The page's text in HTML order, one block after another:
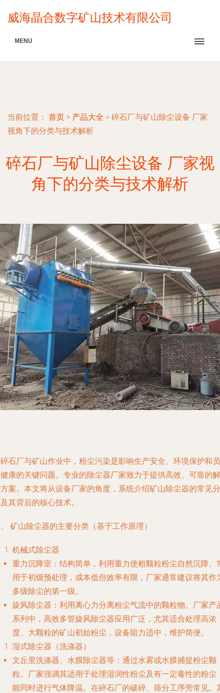
威海晶合数字矿山技术有限公司
MENU
当前位置： 首页 > 产品大全 > 碎石厂与矿山除尘设备 厂家
视角下的分类与技术解析
碎石厂与矿山除尘设备 厂家视
角下的分类与技术解析
石厂与矿山作业中，粉尘污染是影响生产安全、环境保护和员
康的关键问题。专业的除尘器厂家致力于提供高效、可靠的解
案。本文将从设备厂家的角度，系统介绍矿山除尘器的常见分
其背后的核心技术。
矿山除尘器的主要分类（基于工作原理）
机械式除尘器
重力沉降室 ：结构简单，利用重力使粗颗粒粉尘自然沉降。
用于初级预处理，成本低但效率有限，厂家通常建议将其作
多级除尘的第一级。
旋风除尘器 ：利用离心力分离粉尘气流中的颗粒物。厂家产
系列中，高效多管旋风除尘器应用广泛，尤其适合处理高浓
度、大颗粒的矿山初始粉尘，设备阻力适中，维护简便。
湿式除尘器（洗涤器）
文丘里洗涤器、 水膜除尘器等：通过水雾或水膜捕捉粉尘颗
粒。厂家强调其适用于处理湿润性粉尘及有一定毒性的粉尘
能同时进行气体降温。在碎石厂的破碎、筛分工序旁常见。